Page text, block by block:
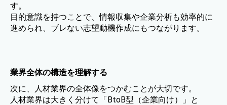
す。
目的意識を持つことで、情報収集や企業分析も効率的に
進められ、ブレない志望動機作成にもつながります。
業界全体の構造を理解する
次に、人材業界の全体像をつかむことが大切です。
人材業界は大きく分けて「BtoB型（企業向け）」と